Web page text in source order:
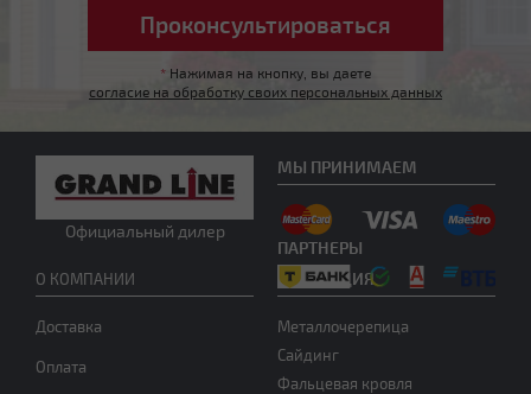
* Нажимая на кнопку, вы даете
согласие на обработку своих персональных данных
Официальный дилер
О КОМПАНИИ
Доставка
Оплата
ПРОДУКЦИЯ
Металлочерепица
Сайдинг
Фальцевая кровля
МЫ ПРИНИМАЕМ
ПАРТНЕРЫ
Другой тип крыши
Нужна консультация